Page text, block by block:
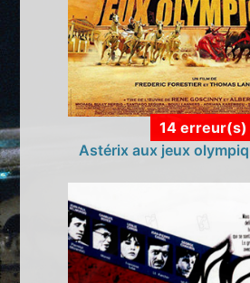
14 erreur(s)
Astérix aux jeux